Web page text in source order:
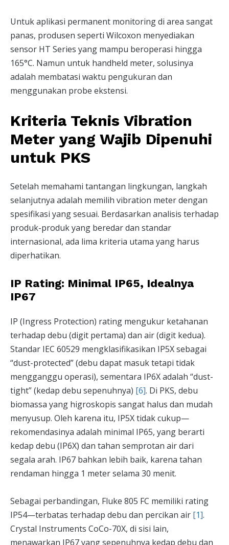
Untuk aplikasi permanent monitoring di area sangat
panas, produsen seperti Wilcoxon menyediakan
sensor HT Series yang mampu beroperasi hingga
165°C. Namun untuk handheld meter, solusinya
adalah membatasi waktu pengukuran dan
menggunakan probe ekstensi.
Kriteria Teknis Vibration
Meter yang Wajib Dipenuhi
untuk PKS
Setelah memahami tantangan lingkungan, langkah
selanjutnya adalah memilih vibration meter dengan
spesifikasi yang sesuai. Berdasarkan analisis terhadap
produk-produk yang beredar dan standar
internasional, ada lima kriteria utama yang harus
diperhatikan.
IP Rating: Minimal IP65, Idealnya
IP67
IP (Ingress Protection) rating mengukur ketahanan
terhadap debu (digit pertama) dan air (digit kedua).
Standar IEC 60529 mengklasifikasikan IP5X sebagai
“dust-protected” (debu dapat masuk tetapi tidak
mengganggu operasi), sementara IP6X adalah “dust-
tight” (kedap debu sepenuhnya) [6]. Di PKS, debu
biomassa yang higroskopis sangat halus dan mudah
menyusup. Oleh karena itu, IP5X tidak cukup—
rekomendasinya adalah minimal IP65, yang berarti
kedap debu (IP6X) dan tahan semprotan air dari
segala arah. IP67 bahkan lebih baik, karena tahan
rendaman hingga 1 meter selama 30 menit.
Sebagai perbandingan, Fluke 805 FC memiliki rating
IP54—terbatas terhadap debu dan percikan air [1].
Crystal Instruments CoCo-70X, di sisi lain,
menawarkan IP67 yang sepenuhnya kedap debu dan